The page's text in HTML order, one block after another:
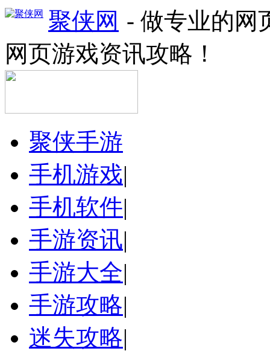
聚侠网 - 做专业的网
网页游戏资讯攻略！
聚侠手游
手机游戏|
手机软件|
手游资讯|
手游大全|
手游攻略|
迷失攻略|